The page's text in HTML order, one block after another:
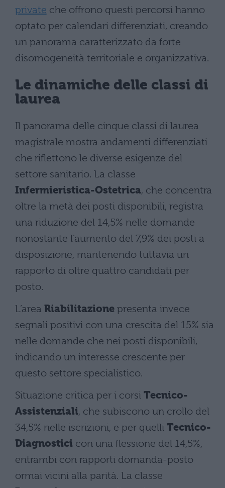
private che offrono questi percorsi hanno
optato per calendari differenziati, creando
un panorama caratterizzato da forte
disomogeneità territoriale e organizzativa.
Le dinamiche delle classi di
laurea
Il panorama delle cinque classi di laurea
magistrale mostra andamenti differenziati
che riflettono le diverse esigenze del
settore sanitario. La classe
Infermieristica-Ostetrica, che concentra
oltre la metà dei posti disponibili, registra
una riduzione del 14,5% nelle domande
nonostante l’aumento del 7,9% dei posti a
disposizione, mantenendo tuttavia un
rapporto di oltre quattro candidati per
posto.
L’area Riabilitazione presenta invece
segnali positivi con una crescita del 15% sia
nelle domande che nei posti disponibili,
indicando un interesse crescente per
questo settore specialistico.
Situazione critica per i corsi Tecnico-
Assistenziali, che subiscono un crollo del
34,5% nelle iscrizioni, e per quelli Tecnico-
Diagnostici con una flessione del 14,5%,
entrambi con rapporti domanda-posto
ormai vicini alla parità. La classe